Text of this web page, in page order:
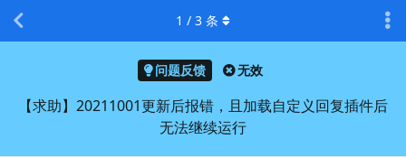
问题反馈 无效
【求助】20211001更新后报错，且加载自定义回复插件后
无法继续运行
1 / 3 条